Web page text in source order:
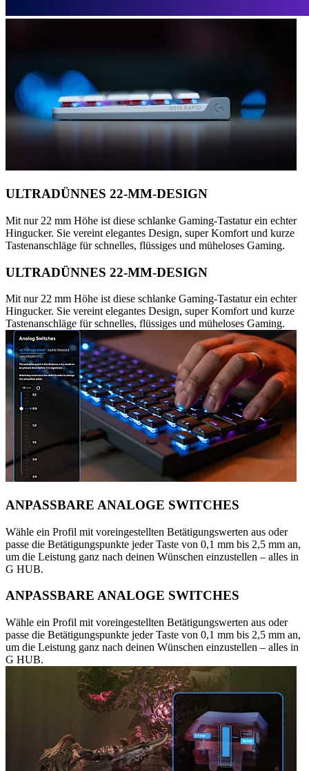
ULTRADÜNNES 22-MM-DESIGN
Mit nur 22 mm Höhe ist diese schlanke Gaming-Tastatur ein echter
Hingucker. Sie vereint elegantes Design, super Komfort und kurze
Tastenanschläge für schnelles, flüssiges und müheloses Gaming.
ULTRADÜNNES 22-MM-DESIGN
Mit nur 22 mm Höhe ist diese schlanke Gaming-Tastatur ein echter
Hingucker. Sie vereint elegantes Design, super Komfort und kurze
Tastenanschläge für schnelles, flüssiges und müheloses Gaming.
ANPASSBARE ANALOGE SWITCHES
Wähle ein Profil mit voreingestellten Betätigungswerten aus oder
passe die Betätigungspunkte jeder Taste von 0,1 mm bis 2,5 mm an,
um die Leistung ganz nach deinen Wünschen einzustellen – alles in
G HUB.
ANPASSBARE ANALOGE SWITCHES
Wähle ein Profil mit voreingestellten Betätigungswerten aus oder
passe die Betätigungspunkte jeder Taste von 0,1 mm bis 2,5 mm an,
um die Leistung ganz nach deinen Wünschen einzustellen – alles in
G HUB.